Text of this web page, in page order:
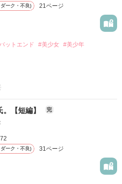
品を読む
ーク・不良) 21ページ
ットエンド #美少女 #美少年
。【短編】 完
ーク・不良) 31ページ